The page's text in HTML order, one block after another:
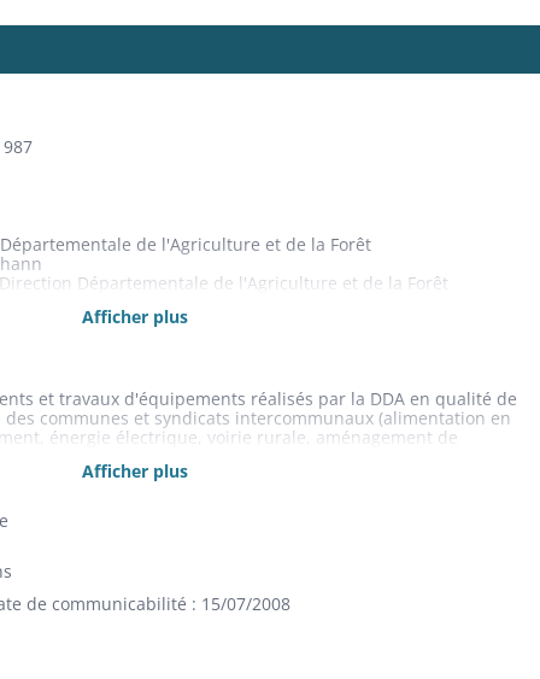
de l'Agriculture et de la Forêt
Départementale de l'Agriculture et de la Forêt
Afficher plus
et travaux d'équipements réalisés par la DDA en qualité de
communes et syndicats intercommunaux (alimentation en
énergie électrique, voirie rurale, aménagement de
(1928-1987)Afficher plus
de communicabilité : 15/07/2008